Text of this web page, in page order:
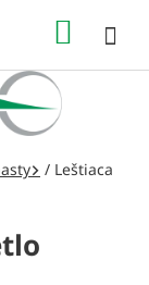
/ Leštiaca